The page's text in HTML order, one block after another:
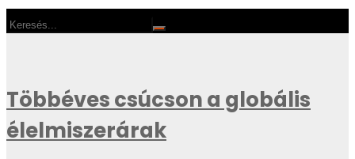
Többéves csúcson a globális
élelmiszerárak